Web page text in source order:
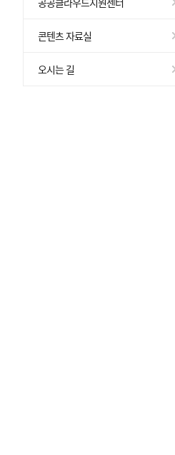
콘텐츠 자료실
오시는 길